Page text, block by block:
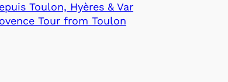
Toulon, Hyères & Var
Tour from Toulon